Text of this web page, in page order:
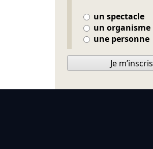
un spectacle
un organisme
une personne
Je m’inscris